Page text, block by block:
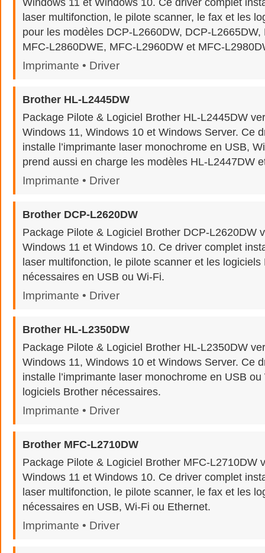
Windows 11 et Windows 10. Ce driver complet
laser multifonction, le pilote scanner, le fax et les
pour les modèles DCP-L2660DW, DCP-L2665DW,
MFC-L2860DWE, MFC-L2960DW et MFC-
Imprimante • Driver
Brother HL-L2445DW
Package Pilote & Logiciel Brother HL-L2445DW
Windows 11, Windows 10 et Windows Server. Ce
installe l’imprimante laser monochrome en USB,
prend aussi en charge les modèles HL-L2447DW
Imprimante • Driver
Brother DCP-L2620DW
Package Pilote & Logiciel Brother DCP-L2620DW
Windows 11 et Windows 10. Ce driver complet
laser multifonction, le pilote scanner et les logiciels
nécessaires en USB ou Wi-Fi.
Imprimante • Driver
Brother HL-L2350DW
Package Pilote & Logiciel Brother HL-L2350DW
Windows 11, Windows 10 et Windows Server. Ce
installe l’imprimante laser monochrome en USB
logiciels Brother nécessaires.
Imprimante • Driver
Brother MFC-L2710DW
Package Pilote & Logiciel Brother MFC-L2710DW
Windows 11 et Windows 10. Ce driver complet
laser multifonction, le pilote scanner, le fax et les
nécessaires en USB, Wi-Fi ou Ethernet.
Imprimante • Driver